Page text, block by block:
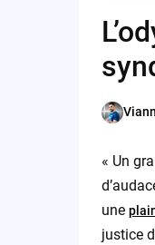
Posted
« Un
une
justice